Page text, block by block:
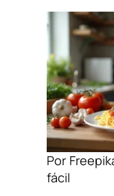
Por
fácil